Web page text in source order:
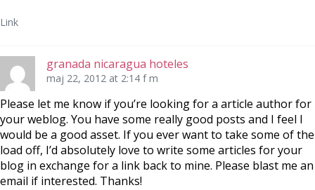
Link
granada nicaragua hoteles
maj 22, 2012 at 2:14 f m
Please let me know if you’re looking for a article author for
your weblog. You have some really good posts and I feel I
would be a good asset. If you ever want to take some of the
load off, I’d absolutely love to write some articles for your
blog in exchange for a link back to mine. Please blast me an
email if interested. Thanks!